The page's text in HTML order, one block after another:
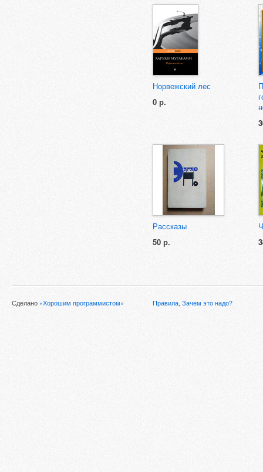
Норвежский лес
0 р.
Рассказы
50 р.
Сделано «Хорошим программистом» Правила, Зачем это надо?